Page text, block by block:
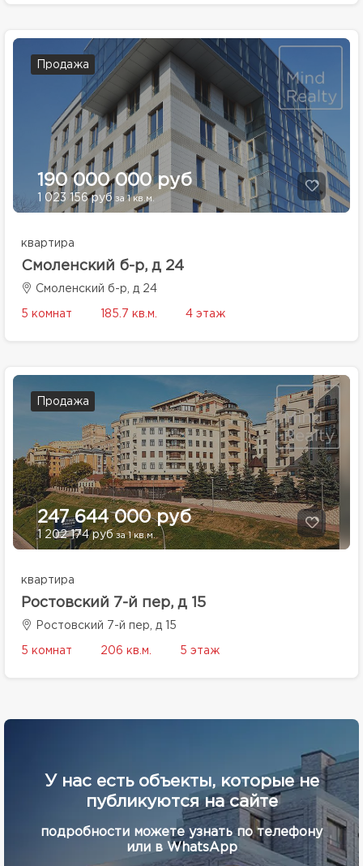
Продажа
190 000 000 руб
1 023 156 рубза 1 кв.м.
квартира
Смоленский б-р, д 24
Смоленский б-р, д 24
5 комнат 185.7 кв.м. 4 этаж
Продажа
247 644 000 руб
1 202 174 рубза 1 кв.м.
квартира
Ростовский 7-й пер, д 15
Ростовский 7-й пер, д 15
5 комнат 206 кв.м. 5 этаж
У нас есть объекты, которые не
публикуются на сайте
подробности можете узнать по телефону
или в WhatsApp